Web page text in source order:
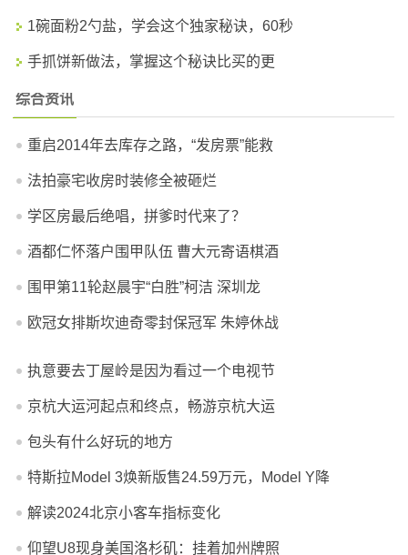
1碗面粉2勺盐，学会这个独家秘诀，60秒
手抓饼新做法，掌握这个秘诀比买的更
综合资讯
重启2014年去库存之路，“发房票”能救
法拍豪宅收房时装修全被砸烂
学区房最后绝唱，拼爹时代来了？
酒都仁怀落户围甲队伍 曹大元寄语棋酒
围甲第11轮赵晨宇“白胜”柯洁 深圳龙
欧冠女排斯坎迪奇零封保冠军 朱婷休战
执意要去丁屋岭是因为看过一个电视节
京杭大运河起点和终点，畅游京杭大运
包头有什么好玩的地方
特斯拉Model 3焕新版售24.59万元，Model Y降
解读2024北京小客车指标变化
仰望U8现身美国洛杉矶：挂着加州牌照